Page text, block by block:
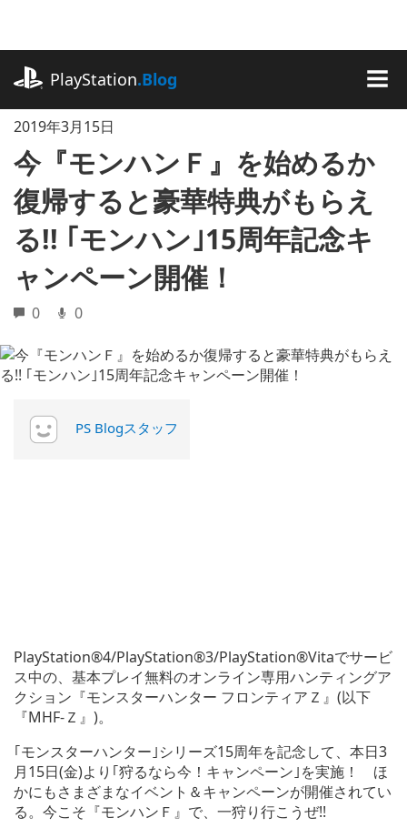
に
キ
ッ
プ
PlayStation.Blog
2019年3月15日
今『モンハンＦ』を始めるか
復帰すると豪華特典がもらえ
る!! ｢モンハン｣15周年記念キ
ャンペーン開催！
0 0
PS Blogスタッフ
PlayStation®4/PlayStation®3/PlayStation®Vitaでサービ
ス中の、基本プレイ無料のオンライン専用ハンティングア
クション『モンスターハンター フロンティアＺ』(以下
『MHF-Ｚ』)。
｢モンスターハンター｣シリーズ15周年を記念して、本日3
月15日(金)より｢狩るなら今！キャンペーン｣を実施！ ほ
かにもさまざまなイベント＆キャンペーンが開催されてい
る。今こそ『モンハンＦ』で、一狩り行こうぜ!!